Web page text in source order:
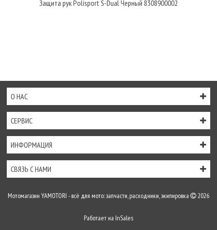
Защита рук Polisport S-Dual Черный 8308900002
О НАС
СЕРВИС
ИНФОРМАЦИЯ
СВЯЗЬ С НАМИ
Мотомагазин YAMOTORI - всё для мото: запчасти, расходники, экипировка 2026
Работает на InSales